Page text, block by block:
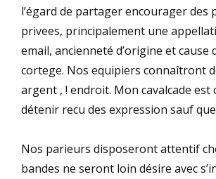
l’égard de partager encourager des
privees, principalement une
email, ancienneté d’origine et cause
cortege. Nos equipiers connaîtront
argent , ! endroit. Mon cavalcade
détenir recu des expression sauf
Nos parieurs disposeront attentif
bandes ne seront loin désire avec